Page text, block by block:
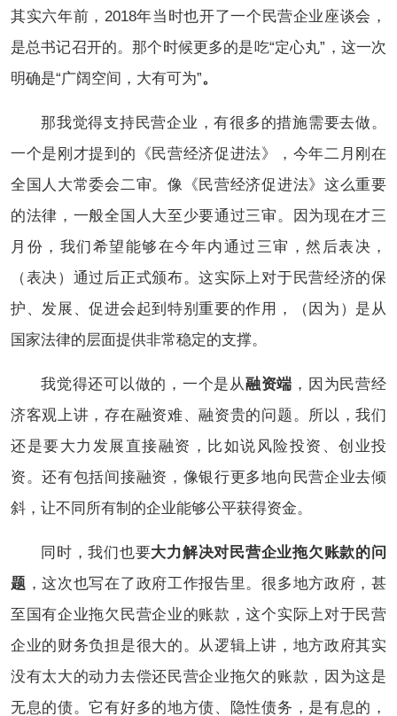
其实六年前，2018年当时也开了一个民营企业座谈会，
是总书记召开的。那个时候更多的是吃“定心丸”，这一次
明确是“广阔空间，大有可为”。
那我觉得支持民营企业，有很多的措施需要去做。
一个是刚才提到的《民营经济促进法》，今年二月刚在
全国人大常委会二审。像《民营经济促进法》这么重要
的法律，一般全国人大至少要通过三审。因为现在才三
月份，我们希望能够在今年内通过三审，然后表决，
（表决）通过后正式颁布。这实际上对于民营经济的保
护、发展、促进会起到特别重要的作用，（因为）是从
国家法律的层面提供非常稳定的支撑。
我觉得还可以做的，一个是从融资端 ，因为民营经
济客观上讲，存在融资难、融资贵的问题。所以，我们
还是要大力发展直接融资，比如说风险投资、创业投
资。还有包括间接融资，像银行更多地向民营企业去倾
斜，让不同所有制的企业能够公平获得资金。
同时，我们也要大力解决对民营企业拖欠账款的问
题 ，这次也写在了政府工作报告里。很多地方政府，甚
至国有企业拖欠民营企业的账款，这个实际上对于民营
企业的财务负担是很大的。从逻辑上讲，地方政府其实
没有太大的动力去偿还民营企业拖欠的账款，因为这是
无息的债。它有好多的地方债、隐性债务，是有息的，